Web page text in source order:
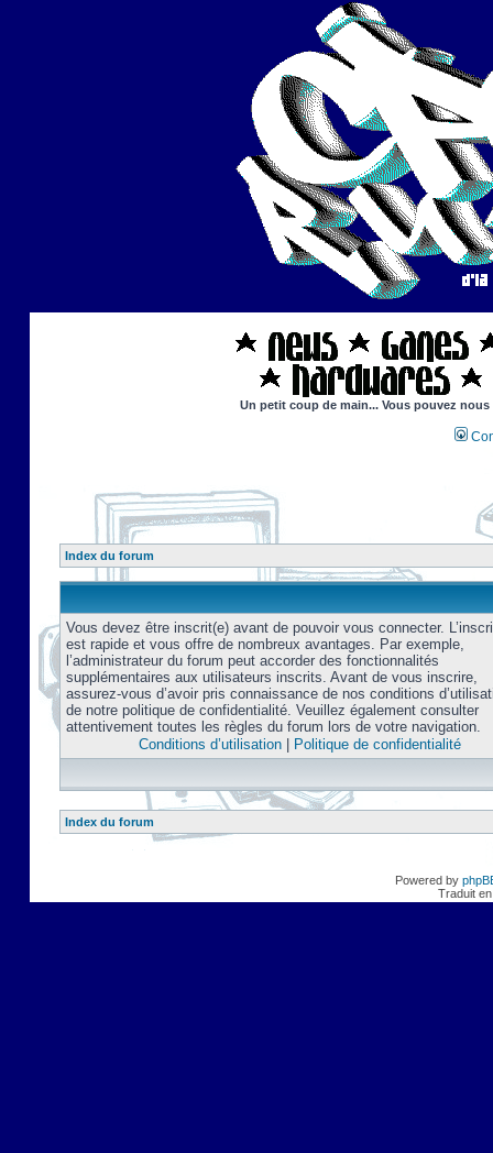
Un petit coup de main... Vous pouvez
Index du forum
Vous devez être inscrit(e) avant de pouvoir vous connecter.
est rapide et vous offre de nombreux avantages. Par exemple,
l’administrateur du forum peut accorder des fonctionnalités
supplémentaires aux utilisateurs inscrits. Avant de vous inscrire,
assurez-vous d’avoir pris connaissance de nos conditions
de notre politique de confidentialité. Veuillez également consulter
attentivement toutes les règles du forum lors de votre navigation.
Conditions d’utilisation| Politique de confidentialité
Index du forum
Powered by
Traduit